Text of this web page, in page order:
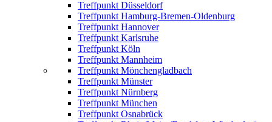
Treffpunkt Düsseldorf
Treffpunkt Hamburg-Bremen-Oldenburg
Treffpunkt Hannover
Treffpunkt Karlsruhe
Treffpunkt Köln
Treffpunkt Mannheim
Treffpunkt Mönchengladbach
Treffpunkt Münster
Treffpunkt Nürnberg
Treffpunkt München
Treffpunkt Osnabrück